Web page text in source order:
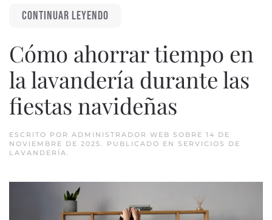
CONTINUAR LEYENDO
Cómo ahorrar tiempo en
la lavandería durante las
fiestas navideñas
ESCRITO POR ADMINISTRADOR WEB SOBRE 14 DE
NOVIEMBRE DE 2025. PUBLICADO EN SERVICIOS DE
LAVANDERÍA.